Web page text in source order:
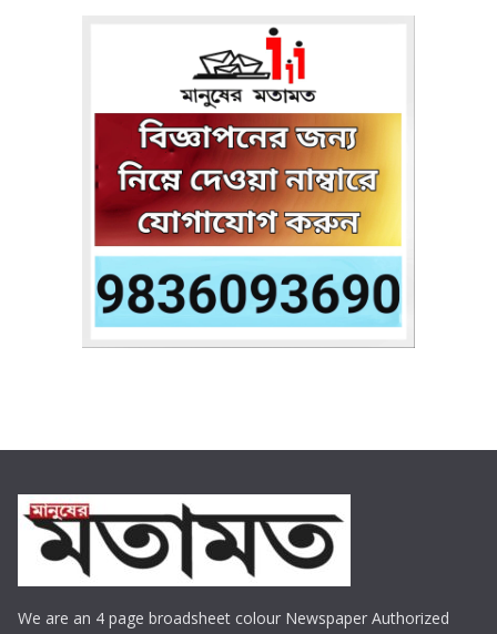
We are an 4 page broadsheet colour Newspaper Authorized